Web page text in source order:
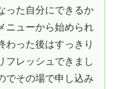
った自分にできるか
ニューから始められ
わった後はすっきり
フレッシュできまし
でその場で申し込み